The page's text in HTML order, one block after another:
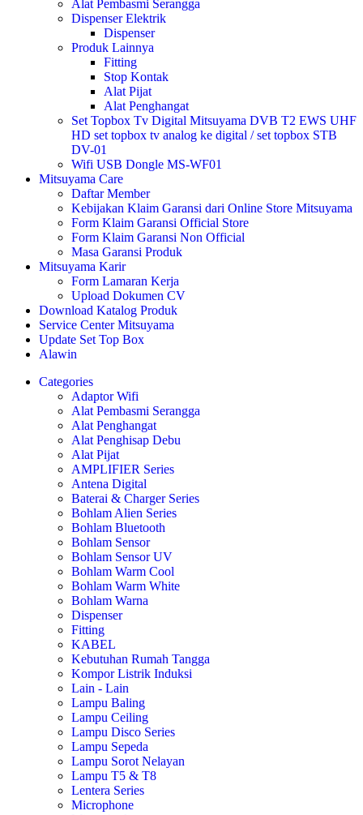
Alat Pembasmi Serangga
Dispenser Elektrik
Dispenser
Produk Lainnya
Fitting
Stop Kontak
Alat Pijat
Alat Penghangat
Set Topbox Tv Digital Mitsuyama DVB T2 EWS UHF
HD set topbox tv analog ke digital / set topbox STB
DV-01
Wifi USB Dongle MS-WF01
Mitsuyama Care
Daftar Member
Kebijakan Klaim Garansi dari Online Store Mitsuyama
Form Klaim Garansi Official Store
Form Klaim Garansi Non Official
Masa Garansi Produk
Mitsuyama Karir
Form Lamaran Kerja
Upload Dokumen CV
Download Katalog Produk
Service Center Mitsuyama
Update Set Top Box
Alawin
Categories
Adaptor Wifi
Alat Pembasmi Serangga
Alat Penghangat
Alat Penghisap Debu
Alat Pijat
AMPLIFIER Series
Antena Digital
Baterai & Charger Series
Bohlam Alien Series
Bohlam Bluetooth
Bohlam Sensor
Bohlam Sensor UV
Bohlam Warm Cool
Bohlam Warm White
Bohlam Warna
Dispenser
Fitting
KABEL
Kebutuhan Rumah Tangga
Kompor Listrik Induksi
Lain - Lain
Lampu Baling
Lampu Ceiling
Lampu Disco Series
Lampu Sepeda
Lampu Sorot Nelayan
Lampu T5 & T8
Lentera Series
Microphone